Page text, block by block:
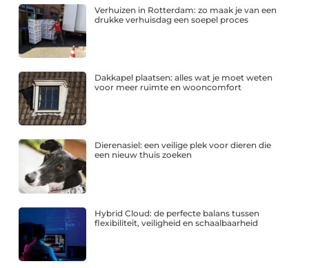
Verhuizen in Rotterdam: zo maak je van een
drukke verhuisdag een soepel proces
Dakkapel plaatsen: alles wat je moet weten
voor meer ruimte en wooncomfort
Dierenasiel: een veilige plek voor dieren die
een nieuw thuis zoeken
Hybrid Cloud: de perfecte balans tussen
flexibiliteit, veiligheid en schaalbaarheid